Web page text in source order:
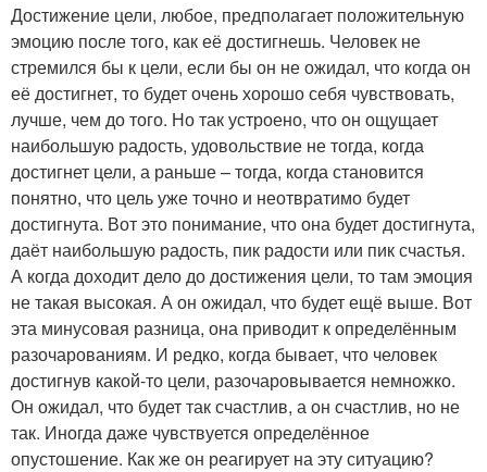
Достижение цели, любое, предполагает положительную
эмоцию после того, как её достигнешь. Человек не
стремился бы к цели, если бы он не ожидал, что когда он
её достигнет, то будет очень хорошо себя чувствовать,
лучше, чем до того. Но так устроено, что он ощущает
наибольшую радость, удовольствие не тогда, когда
достигнет цели, а раньше – тогда, когда становится
понятно, что цель уже точно и неотвратимо будет
достигнута. Вот это понимание, что она будет достигнута,
даёт наибольшую радость, пик радости или пик счастья.
А когда доходит дело до достижения цели, то там эмоция
не такая высокая. А он ожидал, что будет ещё выше. Вот
эта минусовая разница, она приводит к определённым
разочарованиям. И редко, когда бывает, что человек
достигнув какой-то цели, разочаровывается немножко.
Он ожидал, что будет так счастлив, а он счастлив, но не
так. Иногда даже чувствуется определённое
опустошение. Как же он реагирует на эту ситуацию?